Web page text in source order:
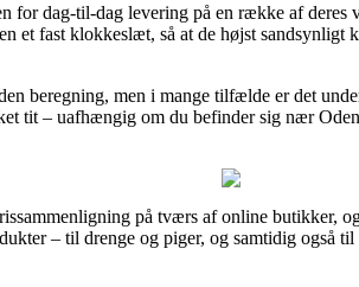
for dag-til-dag levering på en række af deres
et fast klokkeslæt, så at de højst
beregning, men i mange tilfælde er det
tit – uafhængig om du befinder sig nær
på tværs af online butikker,
– til drenge og piger, og samtidig også